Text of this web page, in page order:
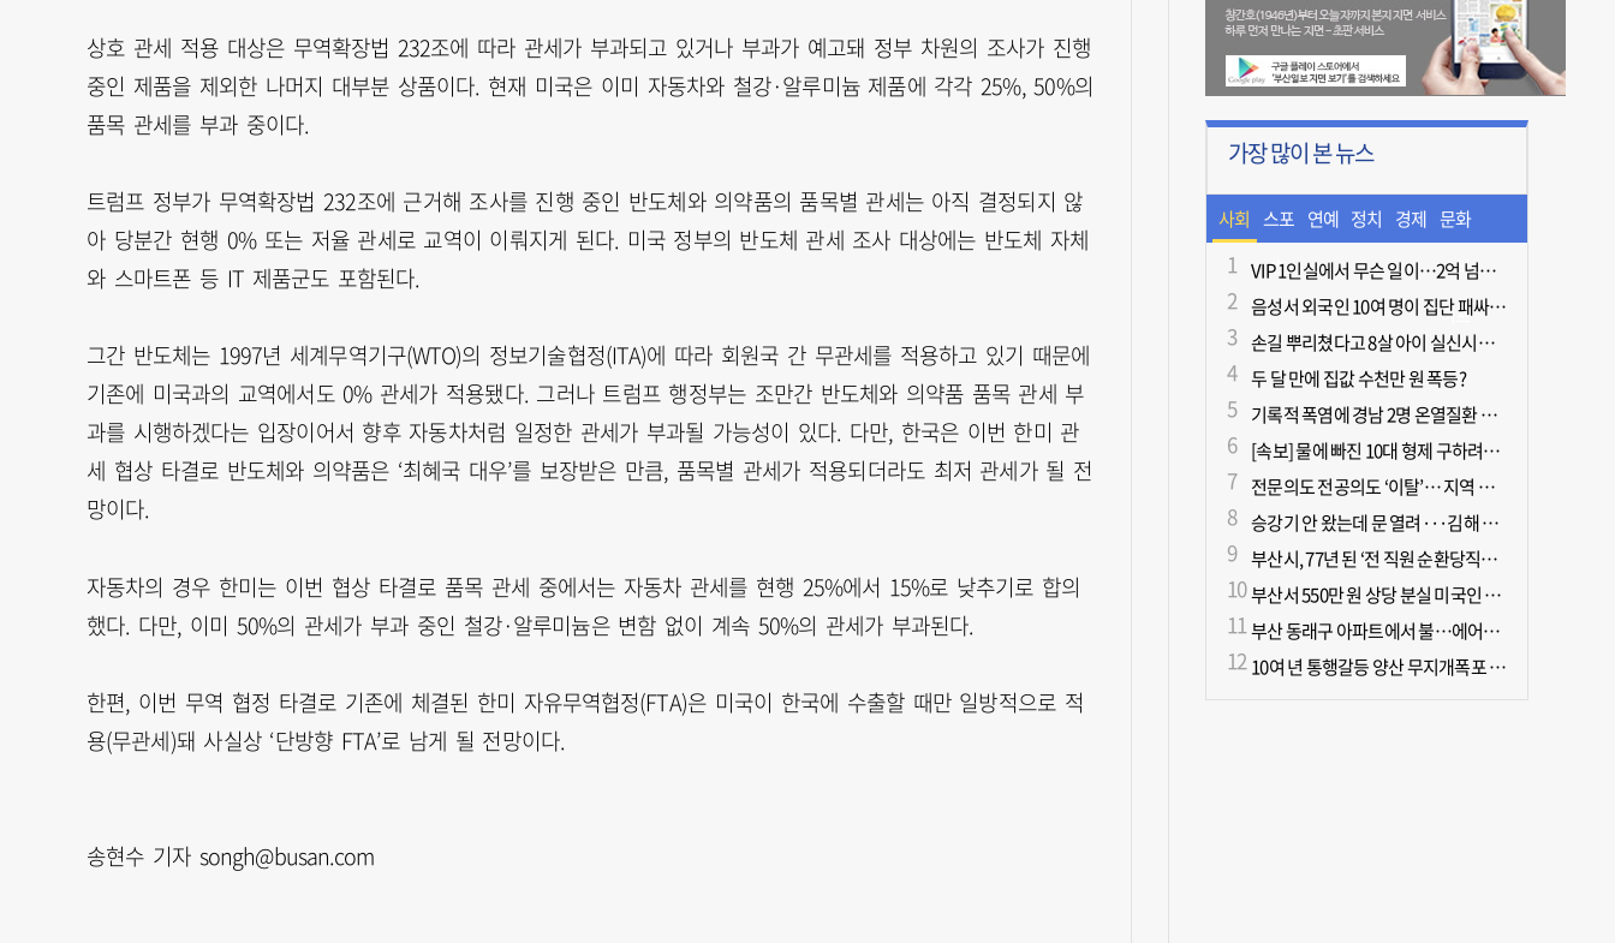
상호 관세 적용 대상은 무역확장법 232조에 따라 관세가 부과되고 있거나 부과가 예고돼 정부 차원의 조사가 진행
중인 제품을 제외한 나머지 대부분 상품이다. 현재 미국은 이미 자동차와 철강·알루미늄 제품에 각각 25%, 50%의
품목 관세를 부과 중이다.
트럼프 정부가 무역확장법 232조에 근거해 조사를 진행 중인 반도체와 의약품의 품목별 관세는 아직 결정되지 않
아 당분간 현행 0% 또는 저율 관세로 교역이 이뤄지게 된다. 미국 정부의 반도체 관세 조사 대상에는 반도체 자체
와 스마트폰 등 IT 제품군도 포함된다.
그간 반도체는 1997년 세계무역기구(WTO)의 정보기술협정(ITA)에 따라 회원국 간 무관세를 적용하고 있기 때문에
기존에 미국과의 교역에서도 0% 관세가 적용됐다. 그러나 트럼프 행정부는 조만간 반도체와 의약품 품목 관세 부
과를 시행하겠다는 입장이어서 향후 자동차처럼 일정한 관세가 부과될 가능성이 있다. 다만, 한국은 이번 한미 관
세 협상 타결로 반도체와 의약품은 ‘최혜국 대우’를 보장받은 만큼, 품목별 관세가 적용되더라도 최저 관세가 될 전
망이다.
자동차의 경우 한미는 이번 협상 타결로 품목 관세 중에서는 자동차 관세를 현행 25%에서 15%로 낮추기로 합의
했다. 다만, 이미 50%의 관세가 부과 중인 철강·알루미늄은 변함 없이 계속 50%의 관세가 부과된다.
한편, 이번 무역 협정 타결로 기존에 체결된 한미 자유무역협정(FTA)은 미국이 한국에 수출할 때만 일방적으로 적
용(무관세)돼 사실상 ‘단방향 FTA’로 남게 될 전망이다.
송현수 기자 songh@busan.com
가장 많이 본 뉴스
사회 스포
츠
연예 정치 경제 문화
ㆍ라
이프
VIP 1인실에서 무슨 일이…2억 넘게 쓴 중독자·불법촬영한 의사
음성서 외국인 10여 명이 집단 패싸움하다 1명 사망
손길 뿌리쳤다고 8살 아이 실신시킨 50대, 집유
두 달 만에 집값 수천만 원 폭등?
기록적 폭염에 경남 2명 온열질환 사망
[속보] 물에 빠진 10대 형제 구하려던 50대 군인 2명 심정지 상태로 이송
전문의도 전공의도 ‘이탈’… 지역 필수의료 무너진다
승강기 안 왔는데 문 열려···김해 병원서 60대 직원 추락사
부산시, 77년 된 ‘전 직원 순환당직제’ 폐지
부산서 550만 원 상당 분실 미국인 관광객, 경찰 도움으로 되찾아
부산 동래구 아파트에서 불…에어컨에서 발화 추정
10여 년 통행갈등 양산 무지개폭포 해결되나?